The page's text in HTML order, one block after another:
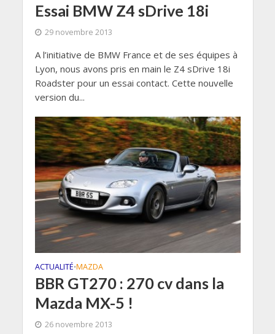
Essai BMW Z4 sDrive 18i
29 novembre 2013
A l’initiative de BMW France et de ses équipes à
Lyon, nous avons pris en main le Z4 sDrive 18i
Roadster pour un essai contact. Cette nouvelle
version du...
ACTUALITÉ•MAZDA
BBR GT270 : 270 cv dans la
Mazda MX-5 !
26 novembre 2013